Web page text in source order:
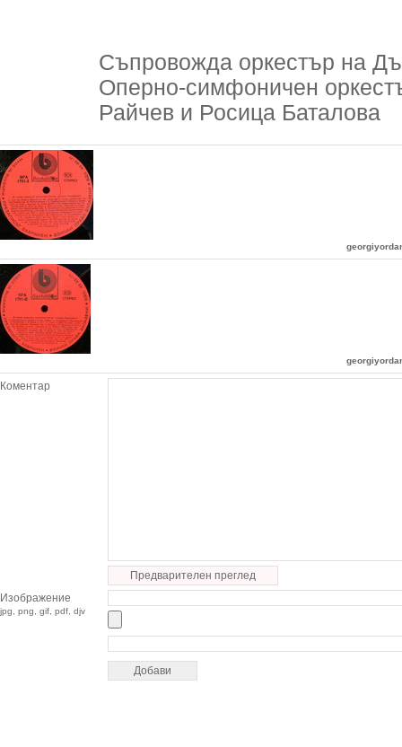
Съпровожда оркестър на
Оперно-симфоничен
Райчев и Росица Баталова
Коментар
Предварителен преглед
Изображение
jpg, png, gif, pdf, djv